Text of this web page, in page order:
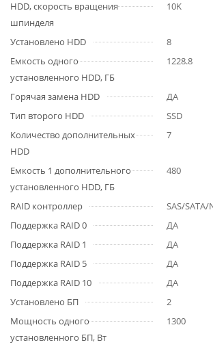
HDD, cкорость вращения
шпинделя
10K
Установлено HDD
8
Емкость одного
установленного HDD, ГБ
1228.8
Горячая замена HDD
ДА
Тип второго HDD
SSD
Количество дополнительных
HDD
7
Емкость 1 дополнительного
установленного HDD, ГБ
480
RAID контроллер
SAS/
Поддержка RAID 0
ДА
Поддержка RAID 1
ДА
Поддержка RAID 5
ДА
Поддержка RAID 10
ДА
Установлено БП
2
Мощность одного
установленного БП, Вт
1300